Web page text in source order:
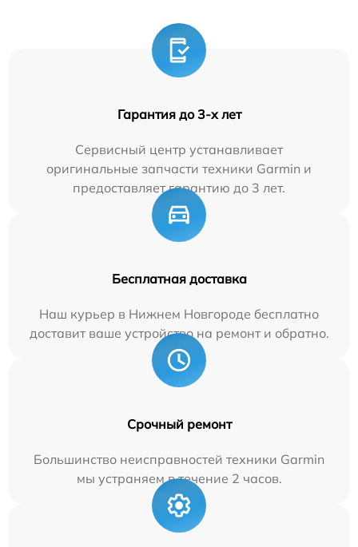
Гарантия до 3-х лет
Сервисный центр устанавливает
оригинальные запчасти техники Garmin и
предоставляет гарантию до 3 лет.
Бесплатная доставка
Наш курьер в Нижнем Новгороде бесплатно
доставит ваше устройство на ремонт и обратно.
Срочный ремонт
Большинство неисправностей техники Garmin
мы устраняем в течение 2 часов.